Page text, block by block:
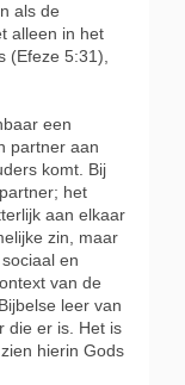
als de
alleen in het
(Efeze 5:31),
een
partner aan
komt. Bij
het
aan elkaar
zin, maar
en
van de
leer van
die er is. Het is
hierin Gods